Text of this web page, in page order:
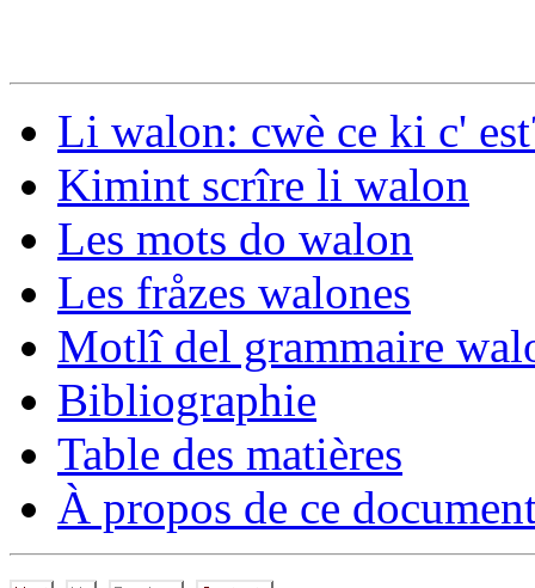
Li walon: cwè ce ki c'
Kimint scrîre li walon
Les mots do walon
Les fråzes walones
Motlî del grammaire
Bibliographie
Table des matières
À propos de ce